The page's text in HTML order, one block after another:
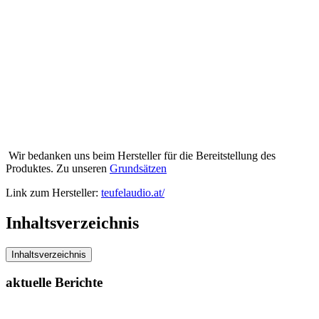
Wir bedanken uns beim Hersteller für die Bereitstellung des
Produktes. Zu unseren Grundsätzen
Link zum Hersteller: teufelaudio.at/
Inhaltsverzeichnis
Inhaltsverzeichnis
aktuelle Berichte